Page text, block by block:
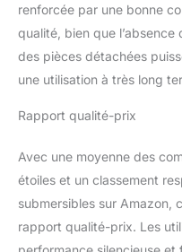
renforcée par une bonne
qualité, bien que l’absence
des pièces détachées
une utilisation à très long
Rapport qualité-prix
Avec une moyenne des
étoiles et un classement
submersibles sur Amazon,
rapport qualité-prix. Les